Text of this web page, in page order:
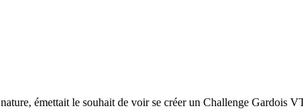
émettait le souhait de voir se créer un Challenge Gardois